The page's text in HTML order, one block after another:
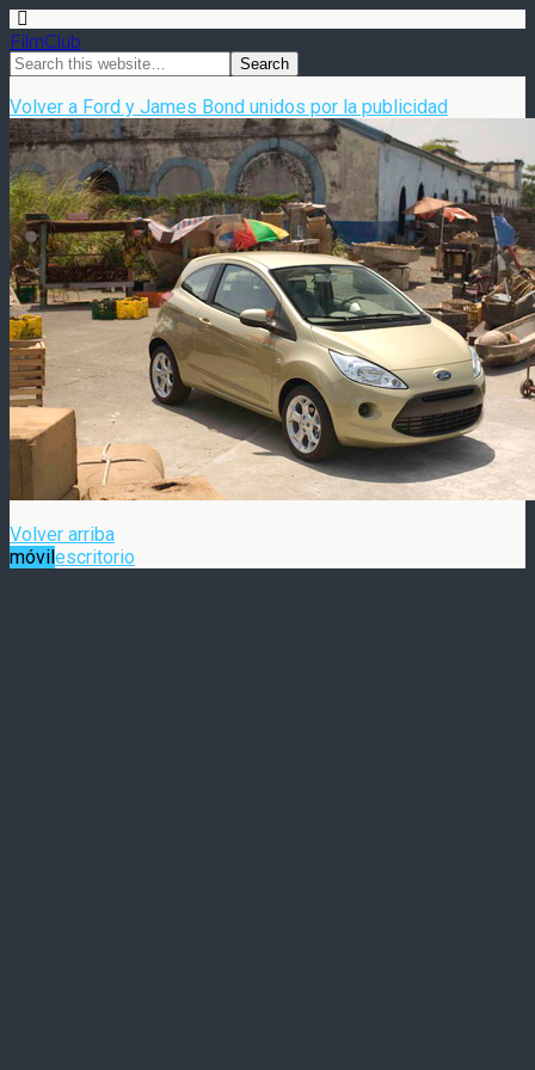
FilmClub
Volver a Ford y James Bond unidos por la publicidad
Volver arriba
móvilescritorio